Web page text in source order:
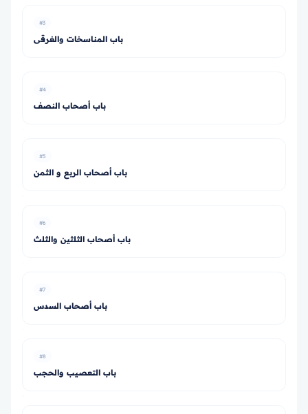
#3
باب المناسخات والغرقى
#4
باب أصحاب النصف
#5
باب أصحاب الربع و الثمن
#6
باب أصحاب الثلثين والثلث
#7
باب أصحاب السدس
#8
باب التعصيب والحجب